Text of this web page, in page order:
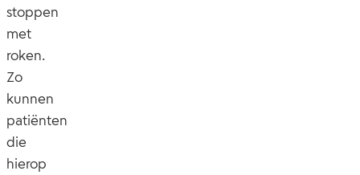
stoppen
met
roken.
Zo
kunnen
patiënten
die
hierop